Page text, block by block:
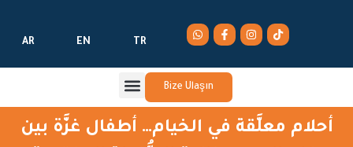
AR EN TR
Bize Ulaşın
أحلام معلَّقة في الخيام… أطفال غزَّة بين